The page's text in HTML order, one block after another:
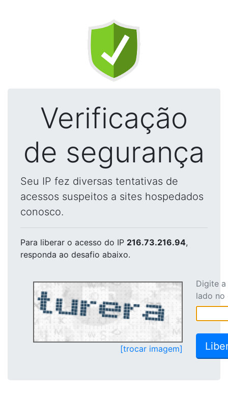
Verificação
de segurança
Seu IP fez diversas tentativas de
acessos suspeitos a sites hospedados
conosco.
Para liberar o acesso do IP 216.73.216.94,
responda ao desafio abaixo.
[trocar imagem]
Digite
lado no